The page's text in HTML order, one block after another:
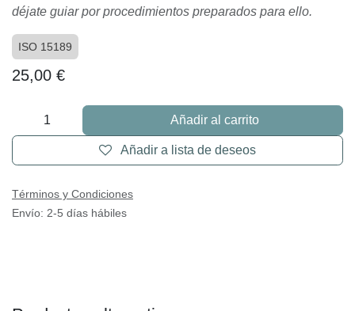
déjate guiar por procedimientos preparados para ello.
ISO 15189
25,00 €
Añadir al carrito
Añadir a lista de deseos
Términos y Condiciones
Envío: 2-5 días hábiles